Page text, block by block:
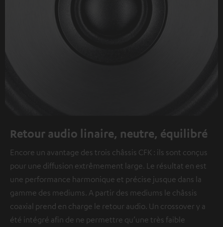
Retour audio linaire, neutre, équilibré
Encore un avantage des trois châssis CFK : ils sont conçus
pour une diffusion extrêmement large. Le résultat en est
une performance harmonique et précise jusque dans la
gamme des mediums. A partir des mediums le châssis
coaxial prend en charge le retour audio. Un crossover y a
été intégré afin de ne permettre qu’une très faible